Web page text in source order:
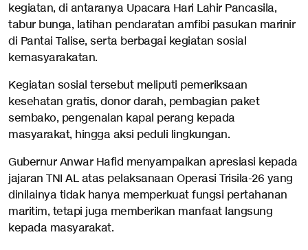
kegiatan, di antaranya Upacara Hari Lahir Pancasila,
tabur bunga, latihan pendaratan amfibi pasukan marinir
di Pantai Talise, serta berbagai kegiatan sosial
kemasyarakatan.
Kegiatan sosial tersebut meliputi pemeriksaan
kesehatan gratis, donor darah, pembagian paket
sembako, pengenalan kapal perang kepada
masyarakat, hingga aksi peduli lingkungan.
Gubernur Anwar Hafid menyampaikan apresiasi kepada
jajaran TNI AL atas pelaksanaan Operasi Trisila-26 yang
dinilainya tidak hanya memperkuat fungsi pertahanan
maritim, tetapi juga memberikan manfaat langsung
kepada masyarakat.